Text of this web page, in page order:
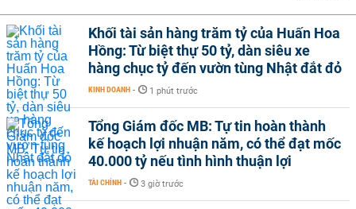
Khối tài sản hàng trăm tỷ của Huấn Hoa
Hồng: Từ biệt thự 50 tỷ, dàn siêu xe
hàng chục tỷ đến vườn tùng Nhật đắt đỏ
KINH DOANH - 1 phút trước
Tổng Giám đốc MB: Tự tin hoàn thành
kế hoạch lợi nhuận năm, có thể đạt mốc
40.000 tỷ nếu tình hình thuận lợi
TÀI CHÍNH - 3 giờ trước